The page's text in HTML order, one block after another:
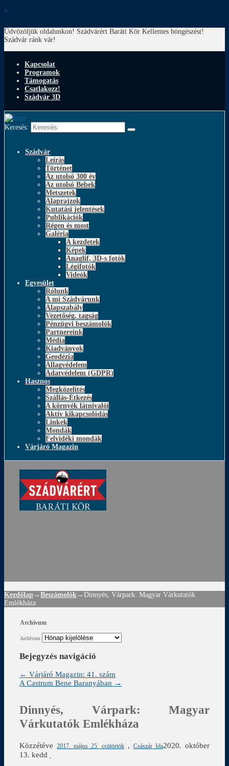
↓
Üdvözöljük oldalunkon! Szádvárért Baráti Kör Kellemes böngészést!
Szádvár ránk vár!
Kapcsolat
Programok
Támogatás
Csatlakozz!
Szádvár 3D
Keresés:
Szádvár
Leírás
Történet
Az utolsó 300 év
Az utolsó Bebek
Metszetek
Alaprajzok
Kutatási jelentések
Publikációk
Régen és most
Galéria
A kezdetek
Képek
Anaglif, 3D-s fotók
Légifotók
Videók
Egyesület
Rólunk
A mi Szádvárunk
Alapszabály
Vezetőség, tagság
Pénzügyi beszámolók
Partnereink
Média
Kiadványok
Geodézia
Állagvédelem
Adatvédelem (GDPR)
Hasznos
Megközelítés
Szállás-Étkezés
A környék látnivalói
Aktív kikapcsolódás
Linkek
Mondák
Felvidéki mondák
Várjáró Magazin
Kezdőlap → Beszámolók → Dinnyés, Várpark: Magyar Várkutatók
Emlékháza
Archívum
Archívum
Bejegyzés navigáció
← Várjáró Magazin: 41. szám
A Castrum Bene Baranyában →
Dinnyés, Várpark: Magyar
Várkutatók Emlékháza
Közzétéve2017. május 25. csütörtök , Császár Ida2020. október
13. kedd